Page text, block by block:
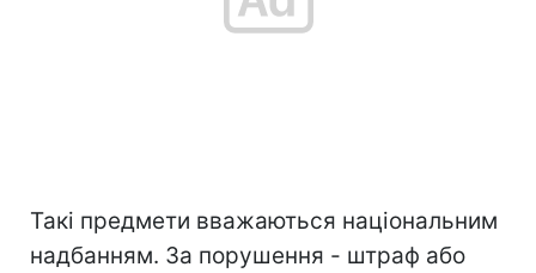
Такі предмети вважаються національним
надбанням. За порушення - штраф або